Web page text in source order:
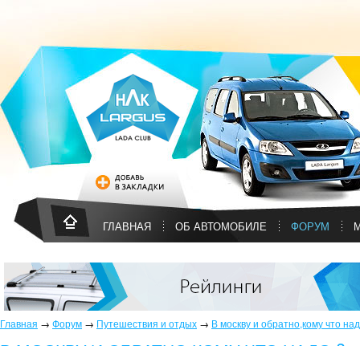
ГЛАВНАЯ ОБ АВТОМОБИЛЕ ФОРУМ
Главная → Форум → Путешествия и отдых → В москву и обратно,кому что